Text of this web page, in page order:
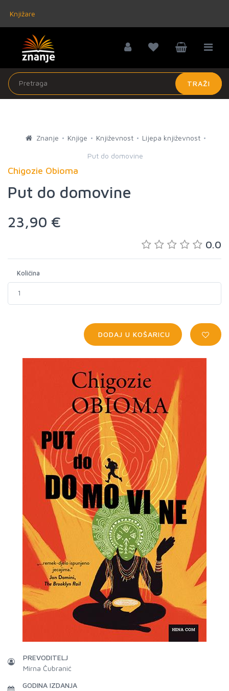
Knjižare
TRAŽI
Znanje Knjige Književnost Lijepa književnost
Put do domovine
Chigozie Obioma
Put do domovine
23,90 €
0.0
Količina
DODAJ U KOŠARICU
PREVODITELJ
Mirna Čubranić
GODINA IZDANJA